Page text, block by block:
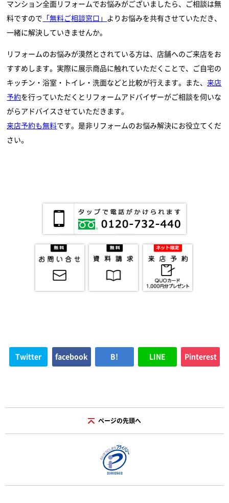
マンション全面リフォームでお悩みがございましたら、ご相談は無
料ですので
「無料ご相談窓口」
よりお悩みを共有させていただき、
一緒に解決していきませんか。
リフォームのお悩みが漠然とされている方は、店舗へのご来店をお
すすめします。実際に展示商品に触れていただくことで、ご自宅の
キッチン・浴室・トイレ・洗面などと比較が行えます。また、来店
予約を行っていただくとリフォームアドバイザーがご相談を伺いな
がらアドバイスさせていただきます。
来店予約も無料です。是非リフォームのお悩み解決にお役立てくだ
さい。
Twitter facebook B! LINE Pinterest
ページの先頭へ